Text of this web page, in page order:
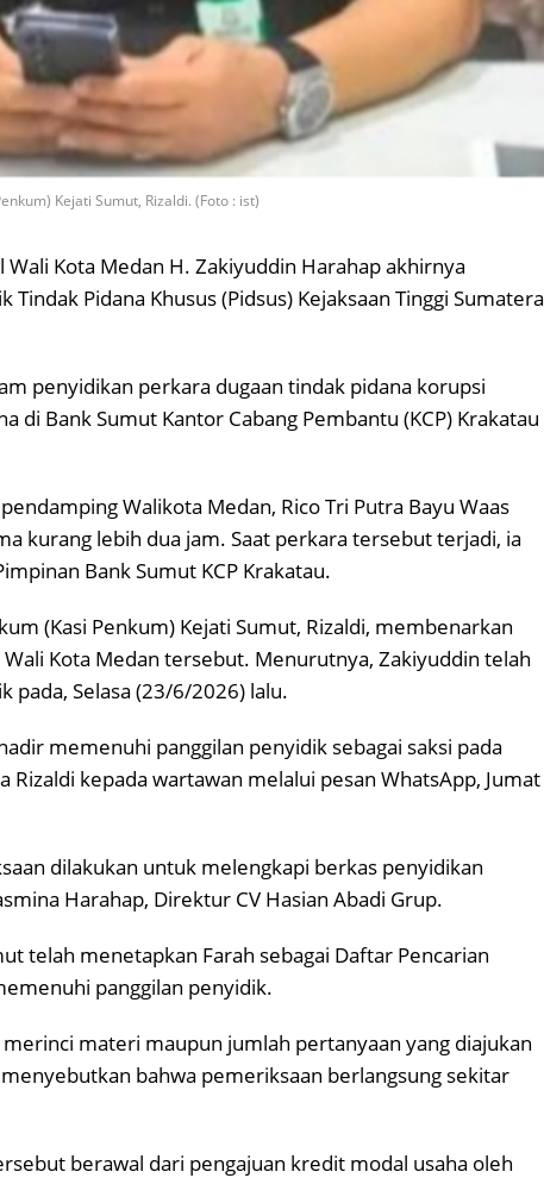
Kejati Sumut, Rizaldi. (Foto : ist)
Kota Medan H. Zakiyuddin Harahap akhirnya
Pidana Khusus (Pidsus) Kejaksaan Tinggi Sumatera
penyidikan perkara dugaan tindak pidana korupsi
di Bank Sumut Kantor Cabang Pembantu (KCP) Krakatau
Walikota Medan, Rico Tri Putra Bayu Waas
kurang lebih dua jam. Saat perkara tersebut terjadi, ia
Bank Sumut KCP Krakatau.
(Kasi Penkum) Kejati Sumut, Rizaldi, membenarkan
Kota Medan tersebut. Menurutnya, Zakiyuddin telah
pada, Selasa (23/6/2026) lalu.
memenuhi panggilan penyidik sebagai saksi pada
Rizaldi kepada wartawan melalui pesan WhatsApp, Jumat
dilakukan untuk melengkapi berkas penyidikan
Harahap, Direktur CV Hasian Abadi Grup.
telah menetapkan Farah sebagai Daftar Pencarian
panggilan penyidik.
materi maupun jumlah pertanyaan yang diajukan
bahwa pemeriksaan berlangsung sekitar
berawal dari pengajuan kredit modal usaha oleh